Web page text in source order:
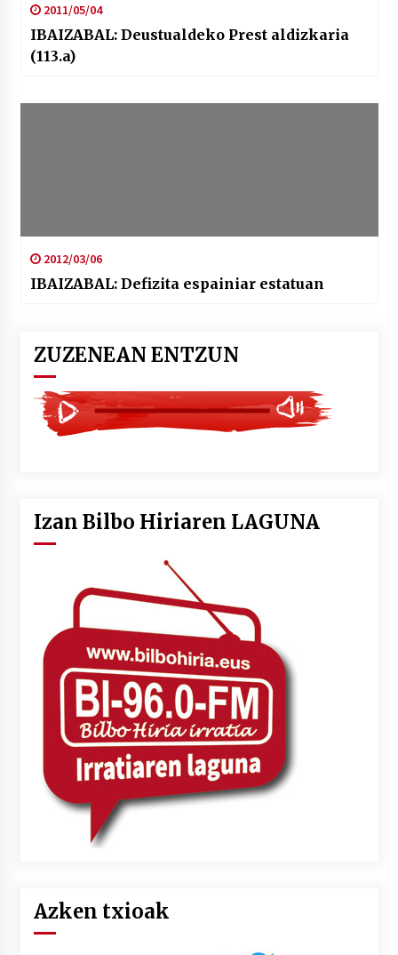
2011/05/04
IBAIZABAL: Deustualdeko Prest aldizkaria
(113.a)
2012/03/06
IBAIZABAL: Defizita espainiar estatuan
ZUZENEAN ENTZUN
Izan Bilbo Hiriaren LAGUNA
Azken txioak